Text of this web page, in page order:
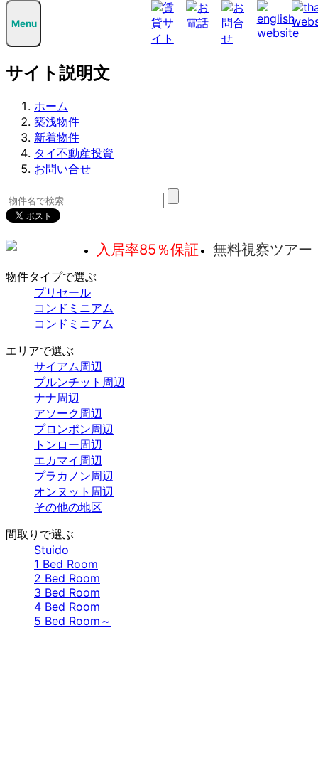
Menu
すずき不動産
サイト説明文
ホーム
築浅物件
新着物件
タイ不動産投資
お問い合せ
無料視察ツアー
入居率85％保証
物件タイプで選ぶ
プリセール
コンドミニアム
コンドミニアム
エリアで選ぶ
サイアム周辺
プルンチット周辺
ナナ周辺
アソーク周辺
プロンポン周辺
トンロー周辺
エカマイ周辺
プラカノン周辺
オンヌット周辺
その他の地区
間取りで選ぶ
Stuido
1 Bed Room
2 Bed Room
3 Bed Room
4 Bed Room
5 Bed Room～